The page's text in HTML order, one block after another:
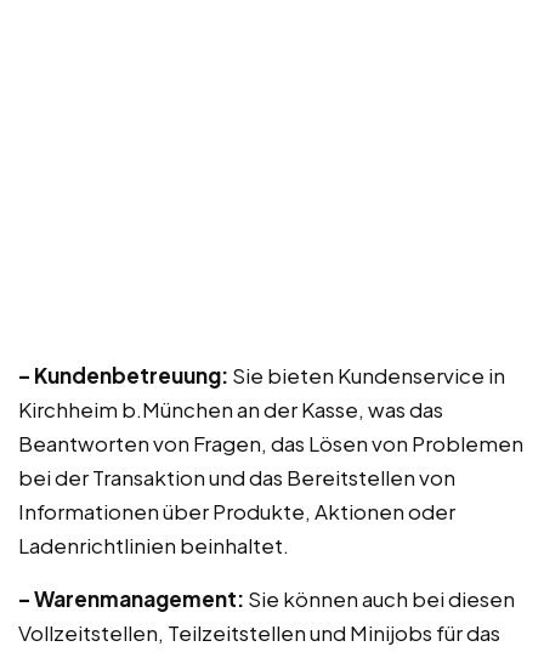
– Kundenbetreuung: Sie bieten Kundenservice in
Kirchheim b.München an der Kasse, was das
Beantworten von Fragen, das Lösen von Problemen
bei der Transaktion und das Bereitstellen von
Informationen über Produkte, Aktionen oder
Ladenrichtlinien beinhaltet.
– Warenmanagement: Sie können auch bei diesen
Vollzeitstellen, Teilzeitstellen und Minijobs für das